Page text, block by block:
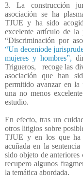
3. La construcción
asociación se ha
TJUE y ha sido
excelente artículo de la
“Discriminación por
“Un deceniode
mujeres y hombres”,
Trigueros,
recoge las
asociación que han
permitido avanzar en la
una no menos
estudio.
En efecto, tras un
otros litigios sobre
TJUE y en los que ha
acuñada en la
sido objeto de anteriores
recupero algunos
la temática abordada.